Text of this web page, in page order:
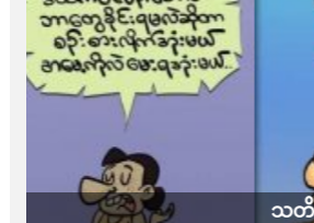
သတိ အိုမီခရွန်တဲ့